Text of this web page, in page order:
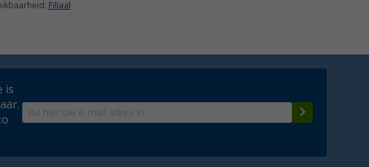
Filiaal
is